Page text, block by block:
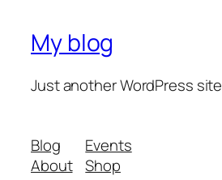
My blog
Just another WordPress site
Blog
About
Events
Shop